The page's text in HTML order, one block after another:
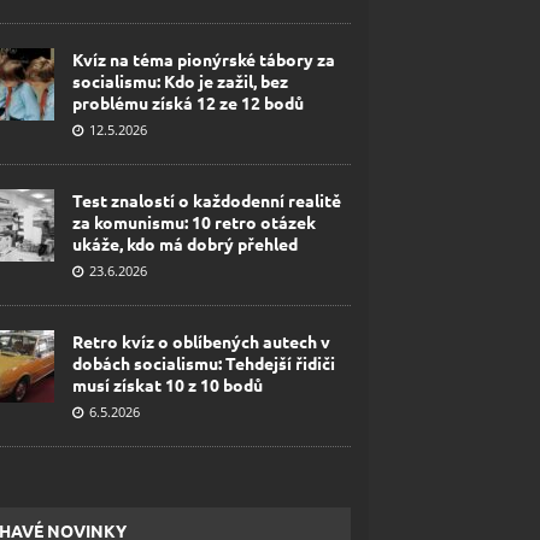
Kvíz na téma pionýrské tábory za
socialismu: Kdo je zažil, bez
problému získá 12 ze 12 bodů
12.5.2026
Test znalostí o každodenní realitě
za komunismu: 10 retro otázek
ukáže, kdo má dobrý přehled
23.6.2026
Retro kvíz o oblíbených autech v
dobách socialismu: Tehdejší řidiči
musí získat 10 z 10 bodů
6.5.2026
NOVINKY